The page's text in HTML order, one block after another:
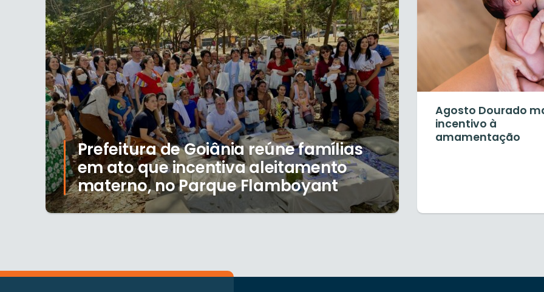
Prefeitura de Goiânia reúne famílias
em ato que incentiva aleitamento
materno, no Parque Flamboyant
Agosto Dourado
incentivo à
amamentação